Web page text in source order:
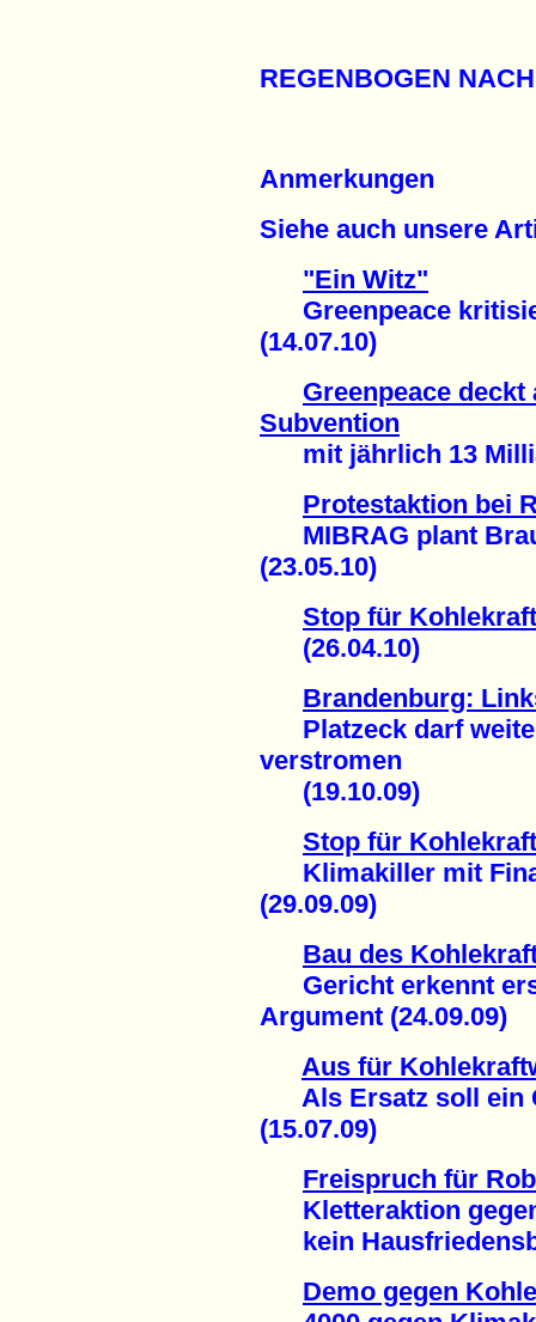
REGENBOGEN
Anmerkungen
Siehe auch unsere
"Ein Witz"
Greenpeace
(14.07.10)
Greenpeace
Subvention
mit jährlich 13
Protestaktion bei
MIBRAG plant
(23.05.10)
Stop für
(26.04.10)
Brandenburg:
Platzeck darf
verstromen
(19.10.09)
Stop für
Klimakiller mit
(29.09.09)
Bau des
Gericht erkennt
Argument (24.09.09)
Aus für
Als Ersatz soll ein
(15.07.09)
Freispruch für
Kletteraktion
kein
Demo gegen